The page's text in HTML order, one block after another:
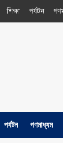
শিক্ষা পর্যটন
পর্যটন গণমাধ্যম